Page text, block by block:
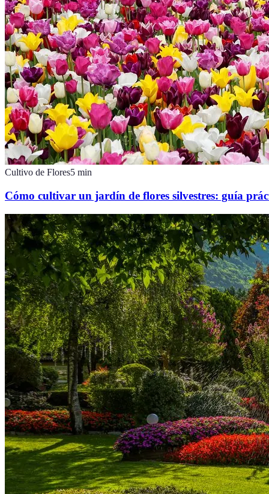
Cultivo de Flores5 min
Cómo cultivar un jardín de flores silvestres: guía